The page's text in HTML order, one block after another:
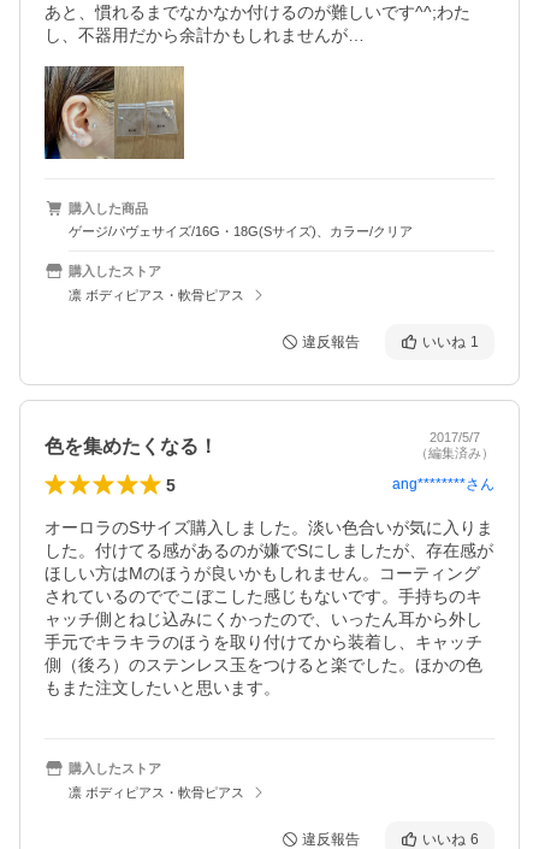
あと、慣れるまでなかなか付けるのが難しいです^^;わた
し、不器用だから余計かもしれませんが…
購入した商品
ゲージ/パヴェサイズ/16G・18G(Sサイズ)、カラー/クリア
購入したストア
凛 ボディピアス・軟骨ピアス
違反報告 いいね 1
色を集めたくなる！
2017/5/7
（編集済み）
5 ang********さん
オーロラのSサイズ購入しました。淡い色合いが気に入りま
した。付けてる感があるのが嫌でSにしましたが、存在感が
ほしい方はMのほうが良いかもしれません。コーティング
されているのででこぼこした感じもないです。手持ちのキ
ャッチ側とねじ込みにくかったので、いったん耳から外し
手元でキラキラのほうを取り付けてから装着し、キャッチ
側（後ろ）のステンレス玉をつけると楽でした。ほかの色
もまた注文したいと思います。
購入したストア
凛 ボディピアス・軟骨ピアス
違反報告 いいね 6